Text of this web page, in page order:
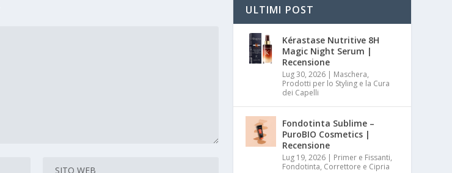
ULTIMI POST
Kérastase Nutritive 8H
Magic Night Serum |
Recensione
Lug 30, 2026 | Maschera,
Prodotti per lo Styling e la Cura
dei Capelli
Fondotinta Sublime –
PuroBIO Cosmetics |
Recensione
Lug 19, 2026 | Primer e Fissanti,
Fondotinta, Correttore e Cipria